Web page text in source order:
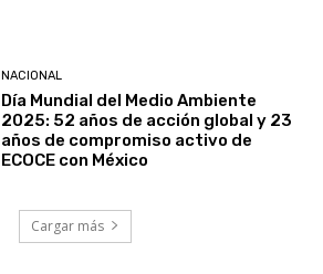
NACIONAL
Día Mundial del Medio Ambiente
2025: 52 años de acción global y 23
años de compromiso activo de
ECOCE con México
Cargar más